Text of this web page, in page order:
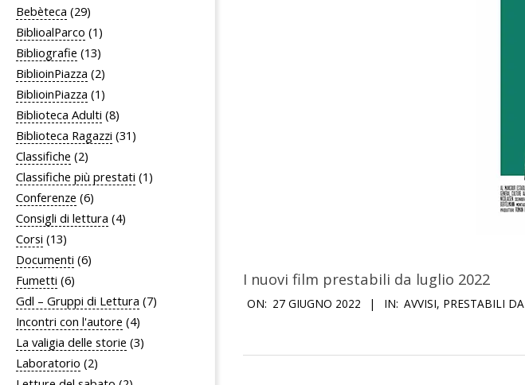
Bebèteca (29)
BiblioalParco (1)
Bibliografie (13)
BiblioinPiazza (2)
BiblioinPiazza (1)
Biblioteca Adulti (8)
Biblioteca Ragazzi (31)
Classifiche (2)
Classifiche più prestati (1)
Conferenze (6)
Consigli di lettura (4)
Corsi (13)
Documenti (6)
Fumetti (6)
Gdl – Gruppi di Lettura (7)
Incontri con l'autore (4)
La valigia delle storie (3)
Laboratorio (2)
I nuovi film prestabili da luglio 2022
2022-
ON: 27 GIUGNO 2022 IN: AVVISI, PRESTABILI DA